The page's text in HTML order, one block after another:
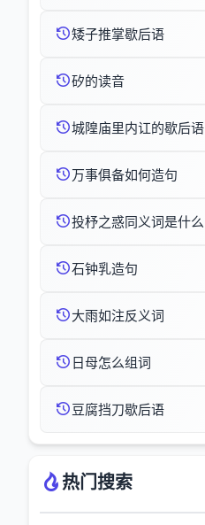
矮子推掌歇后语
矽的读音
城隍庙里内讧的歇后语
万事俱备如何造句
投杼之惑同义词是什么
石钟乳造句
大雨如注反义词
日母怎么组词
豆腐挡刀歇后语
热门搜索